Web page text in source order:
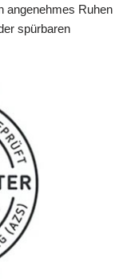
angenehmes Ruhen
spürbaren